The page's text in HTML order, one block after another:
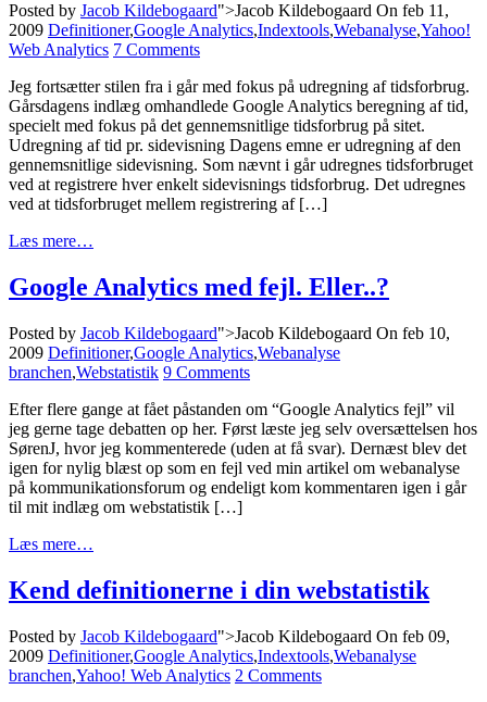
Posted by Jacob Kildebogaard">Jacob Kildebogaard On feb 11,
2009 Definitioner,Google Analytics,Indextools,Webanalyse,Yahoo!
Web Analytics 7 Comments
Jeg fortsætter stilen fra i går med fokus på udregning af tidsforbrug.
Gårsdagens indlæg omhandlede Google Analytics beregning af tid,
specielt med fokus på det gennemsnitlige tidsforbrug på sitet.
Udregning af tid pr. sidevisning Dagens emne er udregning af den
gennemsnitlige sidevisning. Som nævnt i går udregnes tidsforbruget
ved at registrere hver enkelt sidevisnings tidsforbrug. Det udregnes
ved at tidsforbruget mellem registrering af […]
Læs mere…
Google Analytics med fejl. Eller..?
Posted by Jacob Kildebogaard">Jacob Kildebogaard On feb 10,
2009 Definitioner,Google Analytics,Webanalyse
branchen,Webstatistik 9 Comments
Efter flere gange at fået påstanden om “Google Analytics fejl” vil
jeg gerne tage debatten op her. Først læste jeg selv oversættelsen hos
SørenJ, hvor jeg kommenterede (uden at få svar). Dernæst blev det
igen for nylig blæst op som en fejl ved min artikel om webanalyse
på kommunikationsforum og endeligt kom kommentaren igen i går
til mit indlæg om webstatistik […]
Læs mere…
Kend definitionerne i din webstatistik
Posted by Jacob Kildebogaard">Jacob Kildebogaard On feb 09,
2009 Definitioner,Google Analytics,Indextools,Webanalyse
branchen,Yahoo! Web Analytics 2 Comments